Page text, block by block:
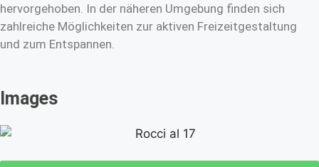
hervorgehoben. In der näheren Umgebung finden sich
zahlreiche Möglichkeiten zur aktiven Freizeitgestaltung
und zum Entspannen.
Images